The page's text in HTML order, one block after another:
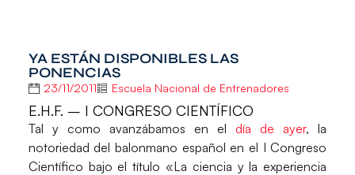
YA ESTÁN DISPONIBLES LAS
PONENCIAS
23/11/2011 Escuela Nacional de Entrenadores
E.H.F. – I CONGRESO CIENTÍFICO
Tal y como avanzábamos en eldía de ayer, la
notoriedad del balonmano español en el I Congreso
Científico bajo el título «La ciencia y la experiencia